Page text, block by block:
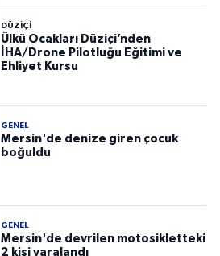
DÜZIÇI
Ülkü Ocakları Düziçi’nden
İHA/Drone Pilotluğu Eğitimi ve
Ehliyet Kursu
GENEL
Mersin'de denize giren çocuk
boğuldu
GENEL
Mersin'de devrilen motosikletteki
2 kişi yaralandı